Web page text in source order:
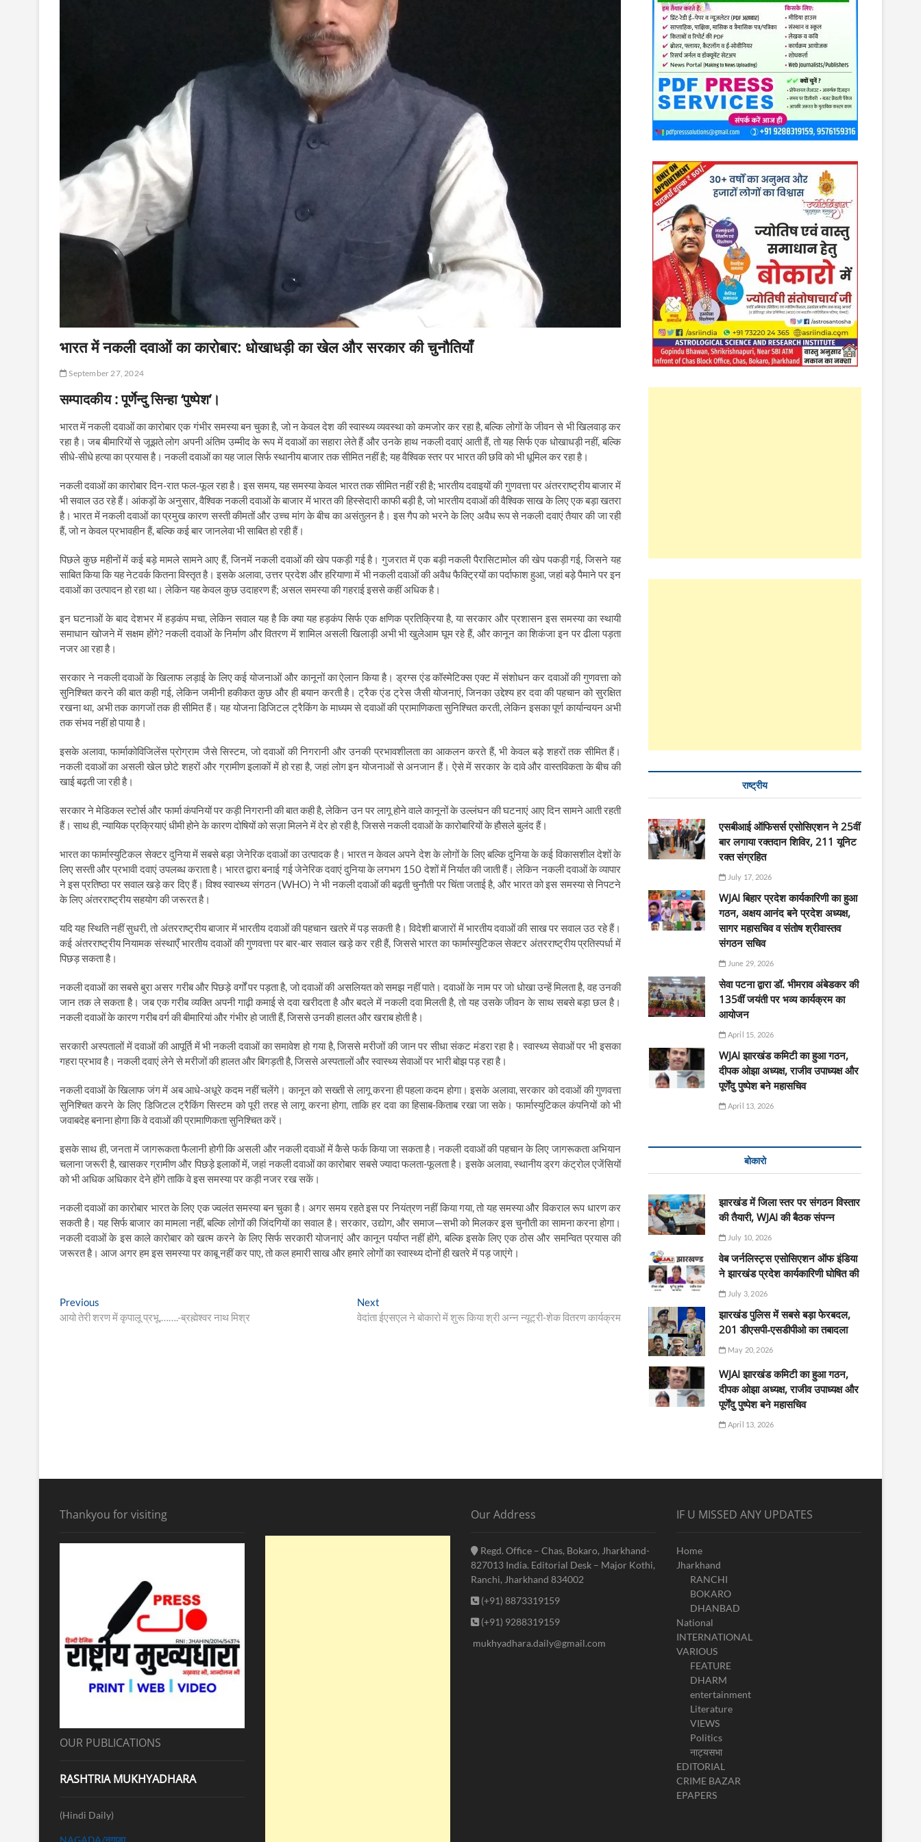
भारत में नकली दवाओं का कारोबार: धोखाधड़ी का खेल और सरकार की चुनौतियाँ
September 27, 2024
सम्पादकीय : पूर्णेन्दु सिन्हा ‘पुष्पेश’।
भारत में नकली दवाओं का कारोबार एक गंभीर समस्या बन चुका है, जो न केवल देश की स्वास्थ्य व्यवस्था को कमजोर कर रहा है, बल्कि लोगों के जीवन से भी खिलवाड़ कर
रहा है। जब बीमारियों से जूझते लोग अपनी अंतिम उम्मीद के रूप में दवाओं का सहारा लेते हैं और उनके हाथ नकली दवाएं आती हैं, तो यह सिर्फ एक धोखाधड़ी नहीं, बल्कि
सीधे-सीधे हत्या का प्रयास है। नकली दवाओं का यह जाल सिर्फ स्थानीय बाजार तक सीमित नहीं है; यह वैश्विक स्तर पर भारत की छवि को भी धूमिल कर रहा है।
नकली दवाओं का कारोबार दिन-रात फल-फूल रहा है। इस समय, यह समस्या केवल भारत तक सीमित नहीं रही है; भारतीय दवाइयों की गुणवत्ता पर अंतरराष्ट्रीय बाजार में
भी सवाल उठ रहे हैं। आंकड़ों के अनुसार, वैश्विक नकली दवाओं के बाजार में भारत की हिस्सेदारी काफी बड़ी है, जो भारतीय दवाओं की वैश्विक साख के लिए एक बड़ा खतरा
है। भारत में नकली दवाओं का प्रमुख कारण सस्ती कीमतों और उच्च मांग के बीच का असंतुलन है। इस गैप को भरने के लिए अवैध रूप से नकली दवाएं तैयार की जा रही
हैं, जो न केवल प्रभावहीन हैं, बल्कि कई बार जानलेवा भी साबित हो रही हैं।
पिछले कुछ महीनों में कई बड़े मामले सामने आए हैं, जिनमें नकली दवाओं की खेप पकड़ी गई है। गुजरात में एक बड़ी नकली पैरासिटामोल की खेप पकड़ी गई, जिसने यह
साबित किया कि यह नेटवर्क कितना विस्तृत है। इसके अलावा, उत्तर प्रदेश और हरियाणा में भी नकली दवाओं की अवैध फैक्ट्रियों का पर्दाफाश हुआ, जहां बड़े पैमाने पर इन
दवाओं का उत्पादन हो रहा था। लेकिन यह केवल कुछ उदाहरण हैं; असल समस्या की गहराई इससे कहीं अधिक है।
इन घटनाओं के बाद देशभर में हड़कंप मचा, लेकिन सवाल यह है कि क्या यह हड़कंप सिर्फ एक क्षणिक प्रतिक्रिया है, या सरकार और प्रशासन इस समस्या का स्थायी
समाधान खोजने में सक्षम होंगे? नकली दवाओं के निर्माण और वितरण में शामिल असली खिलाड़ी अभी भी खुलेआम घूम रहे हैं, और कानून का शिकंजा इन पर ढीला पड़ता
नजर आ रहा है।
सरकार ने नकली दवाओं के खिलाफ लड़ाई के लिए कई योजनाओं और कानूनों का ऐलान किया है। ड्रग्स एंड कॉस्मेटिक्स एक्ट में संशोधन कर दवाओं की गुणवत्ता को
सुनिश्चित करने की बात कही गई, लेकिन जमीनी हकीकत कुछ और ही बयान करती है। ट्रैक एंड ट्रेस जैसी योजनाएं, जिनका उद्देश्य हर दवा की पहचान को सुरक्षित
रखना था, अभी तक कागजों तक ही सीमित हैं। यह योजना डिजिटल ट्रैकिंग के माध्यम से दवाओं की प्रामाणिकता सुनिश्चित करती, लेकिन इसका पूर्ण कार्यान्वयन अभी
तक संभव नहीं हो पाया है।
इसके अलावा, फार्माकोविजिलेंस प्रोग्राम जैसे सिस्टम, जो दवाओं की निगरानी और उनकी प्रभावशीलता का आकलन करते हैं, भी केवल बड़े शहरों तक सीमित हैं।
नकली दवाओं का असली खेल छोटे शहरों और ग्रामीण इलाकों में हो रहा है, जहां लोग इन योजनाओं से अनजान हैं। ऐसे में सरकार के दावे और वास्तविकता के बीच की
खाई बढ़ती जा रही है।
सरकार ने मेडिकल स्टोर्स और फार्मा कंपनियों पर कड़ी निगरानी की बात कही है, लेकिन उन पर लागू होने वाले कानूनों के उल्लंघन की घटनाएं आए दिन सामने आती रहती
हैं। साथ ही, न्यायिक प्रक्रियाएं धीमी होने के कारण दोषियों को सज़ा मिलने में देर हो रही है, जिससे नकली दवाओं के कारोबारियों के हौसले बुलंद हैं।
भारत का फार्मास्युटिकल सेक्टर दुनिया में सबसे बड़ा जेनेरिक दवाओं का उत्पादक है। भारत न केवल अपने देश के लोगों के लिए बल्कि दुनिया के कई विकासशील देशों के
लिए सस्ती और प्रभावी दवाएं उपलब्ध कराता है। भारत द्वारा बनाई गई जेनेरिक दवाएं दुनिया के लगभग 150 देशों में निर्यात की जाती हैं। लेकिन नकली दवाओं के व्यापार
ने इस प्रतिष्ठा पर सवाल खड़े कर दिए हैं। विश्व स्वास्थ्य संगठन (WHO) ने भी नकली दवाओं की बढ़ती चुनौती पर चिंता जताई है, और भारत को इस समस्या से निपटने
के लिए अंतरराष्ट्रीय सहयोग की जरूरत है।
यदि यह स्थिति नहीं सुधरी, तो अंतरराष्ट्रीय बाजार में भारतीय दवाओं की पहचान खतरे में पड़ सकती है। विदेशी बाजारों में भारतीय दवाओं की साख पर सवाल उठ रहे हैं।
कई अंतरराष्ट्रीय नियामक संस्थाएँ भारतीय दवाओं की गुणवत्ता पर बार-बार सवाल खड़े कर रही हैं, जिससे भारत का फार्मास्युटिकल सेक्टर अंतरराष्ट्रीय प्रतिस्पर्धा में
पिछड़ सकता है।
नकली दवाओं का सबसे बुरा असर गरीब और पिछड़े वर्गों पर पड़ता है, जो दवाओं की असलियत को समझ नहीं पाते। दवाओं के नाम पर जो धोखा उन्हें मिलता है, वह उनकी
जान तक ले सकता है। जब एक गरीब व्यक्ति अपनी गाढ़ी कमाई से दवा खरीदता है और बदले में नकली दवा मिलती है, तो यह उसके जीवन के साथ सबसे बड़ा छल है।
नकली दवाओं के कारण गरीब वर्ग की बीमारियां और गंभीर हो जाती हैं, जिससे उनकी हालत और खराब होती है।
सरकारी अस्पतालों में दवाओं की आपूर्ति में भी नकली दवाओं का समावेश हो गया है, जिससे मरीजों की जान पर सीधा संकट मंडरा रहा है। स्वास्थ्य सेवाओं पर भी इसका
गहरा प्रभाव है। नकली दवाएं लेने से मरीजों की हालत और बिगड़ती है, जिससे अस्पतालों और स्वास्थ्य सेवाओं पर भारी बोझ पड़ रहा है।
नकली दवाओं के खिलाफ जंग में अब आधे-अधूरे कदम नहीं चलेंगे। कानून को सख्ती से लागू करना ही पहला कदम होगा। इसके अलावा, सरकार को दवाओं की गुणवत्ता
सुनिश्चित करने के लिए डिजिटल ट्रैकिंग सिस्टम को पूरी तरह से लागू करना होगा, ताकि हर दवा का हिसाब-किताब रखा जा सके। फार्मास्युटिकल कंपनियों को भी
जवाबदेह बनाना होगा कि वे दवाओं की प्रामाणिकता सुनिश्चित करें।
इसके साथ ही, जनता में जागरूकता फैलानी होगी कि असली और नकली दवाओं में कैसे फर्क किया जा सकता है। नकली दवाओं की पहचान के लिए जागरूकता अभियान
चलाना जरूरी है, खासकर ग्रामीण और पिछड़े इलाकों में, जहां नकली दवाओं का कारोबार सबसे ज्यादा फलता-फूलता है। इसके अलावा, स्थानीय ड्रग कंट्रोल एजेंसियों
को भी अधिक अधिकार देने होंगे ताकि वे इस समस्या पर कड़ी नजर रख सकें।
नकली दवाओं का कारोबार भारत के लिए एक ज्वलंत समस्या बन चुका है। अगर समय रहते इस पर नियंत्रण नहीं किया गया, तो यह समस्या और विकराल रूप धारण कर
सकती है। यह सिर्फ बाजार का मामला नहीं, बल्कि लोगों की जिंदगियों का सवाल है। सरकार, उद्योग, और समाज—सभी को मिलकर इस चुनौती का सामना करना होगा।
नकली दवाओं के इस काले कारोबार को खत्म करने के लिए सिर्फ सरकारी योजनाएं और कानून पर्याप्त नहीं होंगे, बल्कि इसके लिए एक ठोस और समन्वित प्रयास की
जरूरत है। आज अगर हम इस समस्या पर काबू नहीं कर पाए, तो कल हमारी साख और हमारे लोगों का स्वास्थ्य दोनों ही खतरे में पड़ जाएंगे।
Post
navigation
Previous
post:
आयो तेरी शरण में कृपालू प्रभू,…….-ब्रह्मेश्वर नाथ मिश्र
Next
post:
वेदांता ईएसएल ने बोकारो में शुरू किया श्री अन्न न्यूट्री-शेक वितरण कार्यक्रम
राष्ट्रीय
एसबीआई ऑफिसर्स एसोसिएशन ने 25वीं
बार लगाया रक्तदान शिविर, 211 यूनिट
रक्त संग्रहित
July 17, 2026
WJAI बिहार प्रदेश कार्यकारिणी का हुआ
गठन, अक्षय आनंद बने प्रदेश अध्यक्ष,
सागर महासचिव व संतोष श्रीवास्तव
संगठन सचिव
June 29, 2026
सेवा पटना द्वारा डॉ. भीमराव अंबेडकर की
135वीं जयंती पर भव्य कार्यक्रम का
आयोजन
April 15, 2026
WJAI झारखंड कमिटी का हुआ गठन,
दीपक ओझा अध्यक्ष, राजीव उपाध्यक्ष और
पूर्णेंदु पुष्पेश बने महासचिव
April 13, 2026
बोकारो
झारखंड में जिला स्तर पर संगठन विस्तार
की तैयारी, WJAI की बैठक संपन्न
July 10, 2026
वेब जर्नलिस्ट्स एसोसिएशन ऑफ इंडिया
ने झारखंड प्रदेश कार्यकारिणी घोषित की
July 3, 2026
झारखंड पुलिस में सबसे बड़ा फेरबदल,
201 डीएसपी-एसडीपीओ का तबादला
May 20, 2026
WJAI झारखंड कमिटी का हुआ गठन,
दीपक ओझा अध्यक्ष, राजीव उपाध्यक्ष और
पूर्णेंदु पुष्पेश बने महासचिव
April 13, 2026
Thankyou for visiting
OUR PUBLICATIONS
RASHTRIA MUKHYADHARA
(Hindi Daily)
NAGADA/नगाड़ा
Our Address
Regd. Office – Chas, Bokaro, Jharkhand-
827013 India. Editorial Desk – Major Kothi,
Ranchi, Jharkhand 834002
(+91) 8873319159
(+91) 9288319159
mukhyadhara.daily@gmail.com
IF U MISSED ANY UPDATES
Home
Jharkhand
RANCHI
BOKARO
DHANBAD
National
INTERNATIONAL
VARIOUS
FEATURE
DHARM
entertainment
Literature
VIEWS
Politics
नाट्यसभा
EDITORIAL
CRIME BAZAR
EPAPERS